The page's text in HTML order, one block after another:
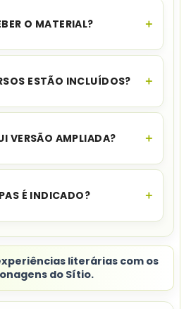
O MATERIAL?
Assim que o
e-mail e no WhatsApp,
ESTÃO INCLUÍDOS?
recursossobre leitura e
VERSÃO AMPLIADA?
A4 e outraampliada em
É INDICADO?
literárias com os
do Sítio.